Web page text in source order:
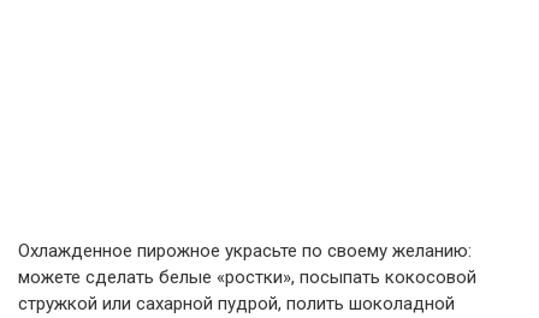
Охлажденное пирожное украсьте по своему желанию:
можете сделать белые «ростки», посыпать кокосовой
стружкой или сахарной пудрой, полить шоколадной